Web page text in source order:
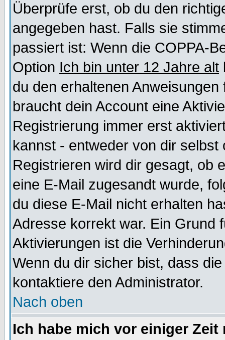
Überprüfe erst, ob du den
angegeben hast. Falls sie
passiert ist: Wenn die COPPA-
Option Ich bin unter 12 Jahre alt
du den erhaltenen
braucht dein Account eine
Registrierung immer erst
kannst - entweder von dir selbst
Registrieren wird dir gesagt, ob
eine E-Mail zugesandt wurde,
du diese E-Mail nicht erhalten
Adresse korrekt war. Ein Grund
Aktivierungen ist die
Wenn du dir sicher bist, dass
kontaktiere den Administrator.
Nach oben
Ich habe mich vor einiger